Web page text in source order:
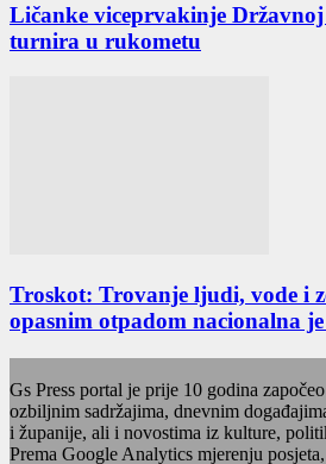
Ličanke viceprvakinje
turnira u rukometu
Troskot: Trovanje ljudi, vode i
opasnim otpadom nacionalna
Gs Press portal je prije 10 godina
ozbiljnim sadržajima, dnevnim
i županije, ali i novostima iz kulture,
Prema Google Analytics mjerenju